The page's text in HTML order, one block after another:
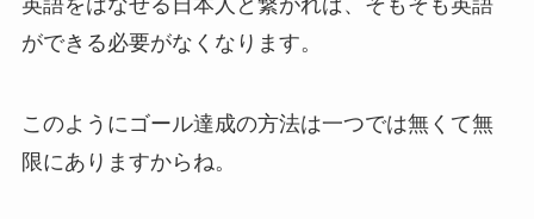
ができる必要がなくなります。
このようにゴール達成の方法は一つでは無くて無
限にありますからね。